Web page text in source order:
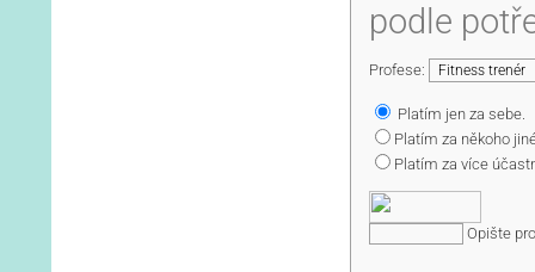
podle
Profese:
Platím jen za sebe.
Platím za někoho
Platím za více
Opište